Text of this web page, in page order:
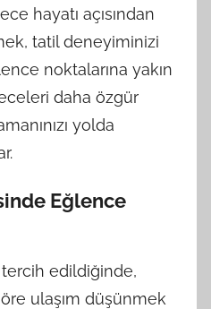
hayatı açısından
tatil deneyiminizi
noktalarına yakın
daha özgür
yolda
Eğlence
edildiğinde,
ulaşım düşünmek